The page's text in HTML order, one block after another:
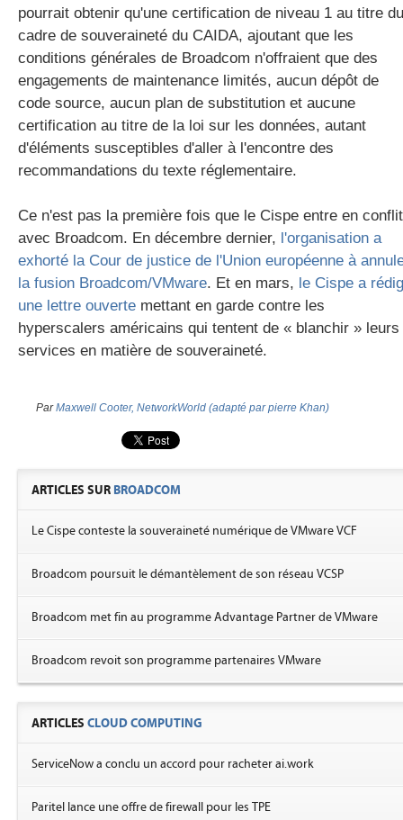
pourrait obtenir qu'une certification de niveau 1 au titre du
cadre de souveraineté du CAIDA, ajoutant que les
conditions générales de Broadcom n'offraient que des
engagements de maintenance limités, aucun dépôt de
code source, aucun plan de substitution et aucune
certification au titre de la loi sur les données, autant
d'éléments susceptibles d'aller à l'encontre des
recommandations du texte réglementaire.
Ce n'est pas la première fois que le Cispe entre en conflit
avec Broadcom. En décembre dernier, l'organisation a
exhorté la Cour de justice de l'Union européenne à
la fusion Broadcom/VMware. Et en mars, le Cispe a
une lettre ouverte mettant en garde contre les
hyperscalers américains qui tentent de « blanchir » leurs
services en matière de souveraineté.
ParMaxwell Cooter, NetworkWorld (adapté par pierre Khan)
ARTICLES SUR BROADCOM
Le Cispe conteste la souveraineté numérique de VMware VCF
Broadcom poursuit le démantèlement de son réseau VCSP
Broadcom met fin au programme Advantage Partner de VMware
Broadcom revoit son programme partenaires VMware
ARTICLES CLOUD COMPUTING
ServiceNow a conclu un accord pour racheter ai.work
Paritel lance une offre de firewall pour les TPE